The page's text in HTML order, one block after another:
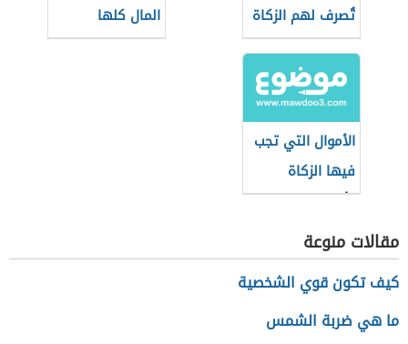
تُصرف لهم الزكاة
المال كلها
لشخص واحد
الأموال التي تجب
فيها الزكاة
وأنصبتها
مقالات منوعة
كيف تكون قوي الشخصية
ما هي ضربة الشمس